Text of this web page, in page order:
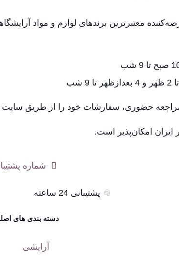
معتبرترین برندهای لوازم و مواد
مراجعه حضوری، سفارشات خود را از طریق سایت
امکان‌پذیر است.
شماره پشتیبانی:
پشتیبانی 24 ساعته
دسته بندی های
آرایشی